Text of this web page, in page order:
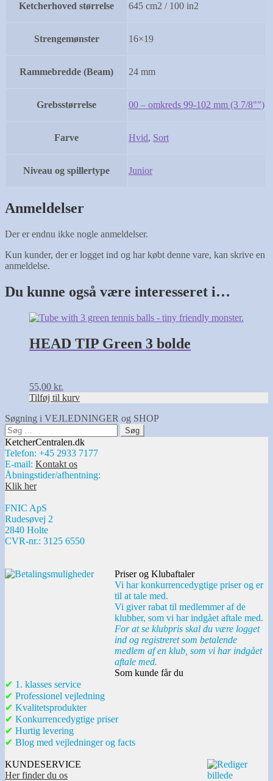
Ketcherhoved størrelse 645 cm2 / 100 in2
Strengemønster 16×19
Rammebredde (Beam) 24 mm
Grebsstørrelse 00 – omkreds 99-102 mm (3 7/8"")
Farve Hvid, Sort
Niveau og spillertype Junior
Anmeldelser
Der er endnu ikke nogle anmeldelser.
Kun kunder, der er logget ind og har købt denne vare, kan skrive en
anmeldelse.
Du kunne også være interesseret i…
HEAD TIP Green 3 bolde
55,00 kr.
Tilføj til kurv
Søgning i VEJLEDNINGER og SHOP
Søg
efter:
KetcherCentralen.dk
Telefon: +45 2933 7177
E-mail: Kontakt os
Åbningstider/afhentning:
Klik her
FNIC ApS
Rudesøvej 2
2840 Holte
CVR-nr.: 3125 6550
Priser og Klubaftaler
Vi har konkurrencedygtige priser og er
til at tale med.
Vi giver rabat til medlemmer af de
klubber, som vi har indgået aftale med.
For at se klubpris skal du være logget
ind og registreret som betalende
medlem af en klub, som vi har indgået
aftale med.
Som kunde får du
✔ 1. klasses service
✔ Professionel vejledning
✔ Kvalitetsprodukter
✔ Konkurrencedygtige priser
✔ Hurtig levering
✔ Blog med vejledninger og facts
KUNDESERVICE
Her finder du os